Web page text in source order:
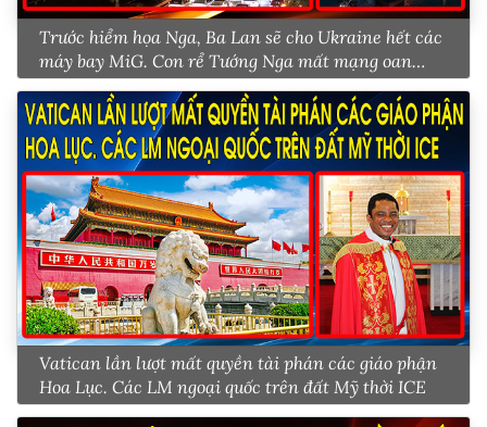
Trước hiểm họa Nga, Ba Lan sẽ cho Ukraine hết các
máy bay MiG. Con rể Tướng Nga mất mạng oan
uổng
Vatican lần lượt mất quyền tài phán các giáo phận
Hoa Lục. Các LM ngoại quốc trên đất Mỹ thời ICE